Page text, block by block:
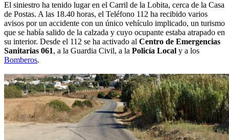
El siniestro ha tenido lugar en el Carril de la Lobita, cerca de la Casa
de Postas. A las 18.40 horas, el Teléfono 112 ha recibido varios
avisos por un accidente con un único vehículo implicado, un turismo
que se había salido de la calzada y cuyo ocupante estaba atrapado en
su interior. Desde el 112 se ha activado al Centro de Emergencias
Sanitarias 061, a la Guardia Civil, a la Policía Local y a los
Bomberos.